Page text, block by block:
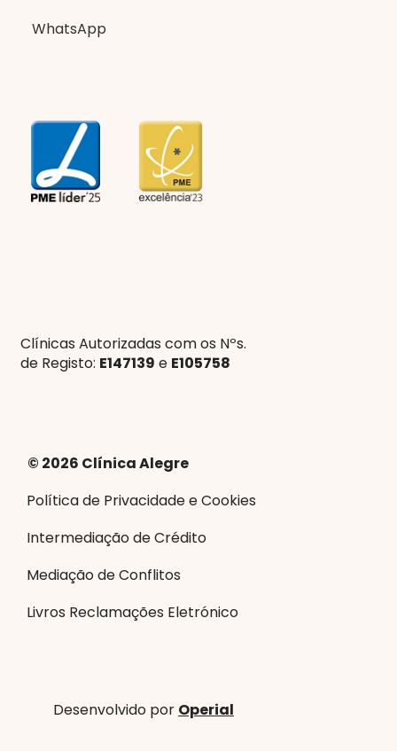
WhatsApp
Clínicas Autorizadas com os Nºs.
de Registo: E147139 e E105758
© 2026 Clínica Alegre
Política de Privacidade e Cookies
Livros Reclamações Eletrónico
Intermediação de Crédito
Mediação de Conflitos
Desenvolvido por Operial